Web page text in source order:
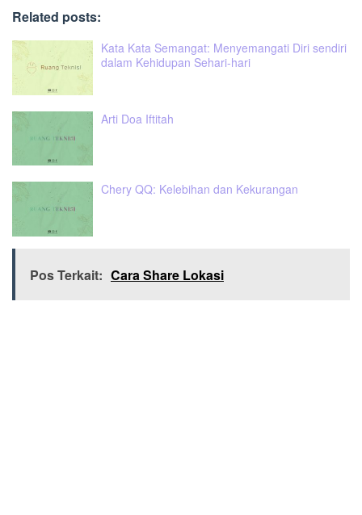
Related posts:
Kata Kata Semangat: Menyemangati Diri sendiri
dalam Kehidupan Sehari-hari
Arti Doa Iftitah
Chery QQ: Kelebihan dan Kekurangan
Pos Terkait: Cara Share Lokasi